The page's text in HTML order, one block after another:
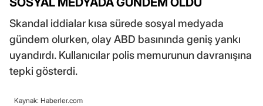
Skandal iddialar kısa sürede sosyal medyada
gündem olurken, olay ABD basınında geniş yankı
uyandırdı. Kullanıcılar polis memurunun davranışına
tepki gösterdi.
Kaynak: Haberler.com